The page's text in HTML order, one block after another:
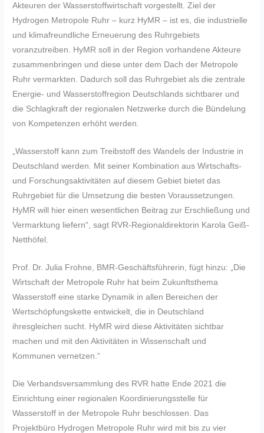
Akteuren der Wasserstoffwirtschaft vorgestellt. Ziel der
Hydrogen Metropole Ruhr – kurz HyMR – ist es, die industrielle
und klimafreundliche Erneuerung des Ruhrgebiets
voranzutreiben. HyMR soll in der Region vorhandene Akteure
zusammenbringen und diese unter dem Dach der Metropole
Ruhr vermarkten. Dadurch soll das Ruhrgebiet als die zentrale
Energie- und Wasserstoffregion Deutschlands sichtbarer und
die Schlagkraft der regionalen Netzwerke durch die Bündelung
von Kompetenzen erhöht werden.
„Wasserstoff kann zum Treibstoff des Wandels der Industrie in
Deutschland werden. Mit seiner Kombination aus Wirtschafts-
und Forschungsaktivitäten auf diesem Gebiet bietet das
Ruhrgebiet für die Umsetzung die besten Voraussetzungen.
HyMR will hier einen wesentlichen Beitrag zur Erschließung und
Vermarktung liefern“, sagt RVR-Regionaldirektorin Karola Geiß-
Netthöfel.
Prof. Dr. Julia Frohne, BMR-Geschäftsführerin, fügt hinzu: „Die
Wirtschaft der Metropole Ruhr hat beim Zukunftsthema
Wasserstoff eine starke Dynamik in allen Bereichen der
Wertschöpfungskette entwickelt, die in Deutschland
ihresgleichen sucht. HyMR wird diese Aktivitäten sichtbar
machen und mit den Aktivitäten in Wissenschaft und
Kommunen vernetzen.“
Die Verbandsversammlung des RVR hatte Ende 2021 die
Einrichtung einer regionalen Koordinierungsstelle für
Wasserstoff in der Metropole Ruhr beschlossen. Das
Projektbüro Hydrogen Metropole Ruhr wird mit bis zu vier